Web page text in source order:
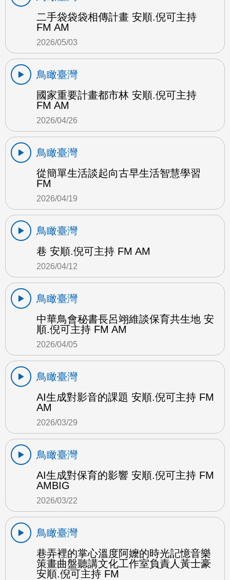
二手袋袋袋相傳計畫 安順.倪可主持
FM AM
2026/05/03
鳥瞰臺灣
國家重要計畫都市林 安順.倪可主持
FM AM
2026/04/26
鳥瞰臺灣
從簡單生活談起向古早生活智慧學習
FM
2026/04/19
鳥瞰臺灣
巷 安順.倪可主持 FM AM
2026/04/12
鳥瞰臺灣
中華鳥會秘書長呂翊維談保育共生地 安
順.倪可主持 FM AM
2026/04/05
鳥瞰臺灣
AI生成對影音的課題 安順.倪可主持 FM
AM
2026/03/29
鳥瞰臺灣
AI生成對保育的影響 安順.倪可主持 FM
AMBIG
2026/03/22
鳥瞰臺灣
巷弄裡的掌心溫度阿嬤的時光記憶音樂
策畫曲盤聽講文化工作室負責人黃士豪
安順.倪可主持 FM